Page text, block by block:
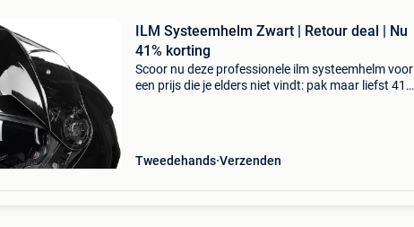
ILM Systeemhelm Zwart | Retour deal | Nu
41% korting
Scoor nu deze professionele ilm systeemhelm voor
een prijs die je elders niet vindt: pak maar liefst 41%
Tweedehands Verzenden